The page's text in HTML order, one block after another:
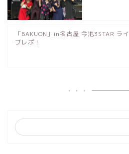
「BAKUON」in名古屋 今池3STAR ライ
ブレポ！